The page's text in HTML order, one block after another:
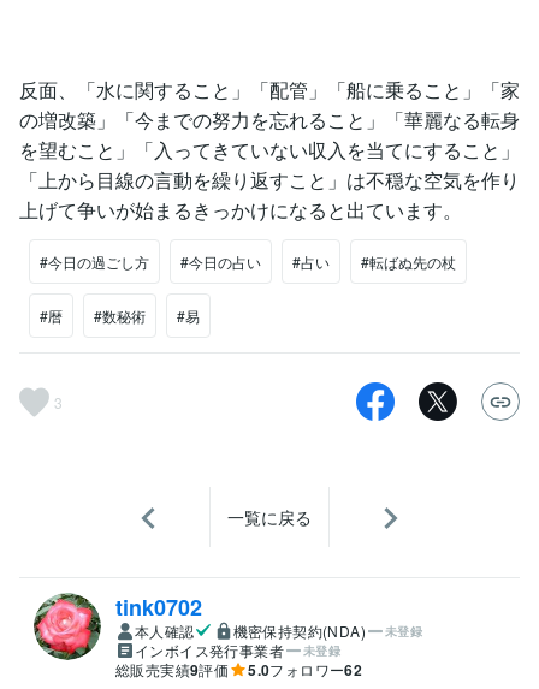
反面、「水に関すること」「配管」「船に乗ること」「家
の増改築」「今までの努力を忘れること」「華麗なる転身
を望むこと」「入ってきていない収入を当てにすること」
「上から目線の言動を繰り返すこと」は不穏な空気を作り
上げて争いが始まるきっかけになると出ています。
#今日の過ごし方 #今日の占い #占い #転ばぬ先の杖
#暦 #数秘術 #易
3
一覧に戻る
tink0702
本人確認 機密保持契約(NDA) 未登録
インボイス発行事業者 未登録
総販売実績9評価 5.0フォロワー62